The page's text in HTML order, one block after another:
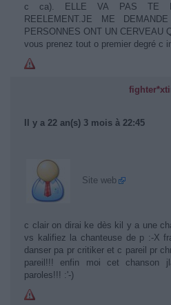
c ca). ELLE VA PAS TE
REELEMENT.JE ME
PERSONNES ONT UN CERVEAU
vous prenez tout o premier degré c
Il y a 22 an(s) 3 mois à 22:45
Site web
c clair on dirai ke dès kil y a une
vs kalifiez la chanteuse de p :-X
danser pa pr critiker et c pareil pr
pareil!!! enfin moi cet chanson
paroles!!! :'-)